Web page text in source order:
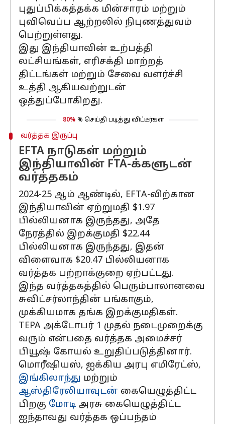
புதுப்பிக்கத்தக்க மின்சாரம் மற்றும்
புவிவெப்ப ஆற்றலில் நிபுணத்துவம்
பெற்றுள்ளது.
இது இந்தியாவின் உற்பத்தி
லட்சியங்கள், எரிசக்தி மாற்றத்
திட்டங்கள் மற்றும் சேவை வளர்ச்சி
உத்தி ஆகியவற்றுடன்
ஒத்துப்போகிறது.
80% % செய்தி படித்து விட்டீர்கள்
வர்த்தக இருப்பு
EFTA நாடுகள் மற்றும்
இந்தியாவின் FTA-க்களுடன்
வர்த்தகம்
2024-25 ஆம் ஆண்டில், EFTA-விற்கான
இந்தியாவின் ஏற்றுமதி $1.97
பில்லியனாக இருந்தது, அதே
நேரத்தில் இறக்குமதி $22.44
பில்லியனாக இருந்தது, இதன்
விளைவாக $20.47 பில்லியனாக
வர்த்தக பற்றாக்குறை ஏற்பட்டது.
இந்த வர்த்தகத்தில் பெரும்பாலானவை
சுவிட்சர்லாந்தின் பங்காகும்,
முக்கியமாக தங்க இறக்குமதிகள்.
TEPA அக்டோபர் 1 முதல் நடைமுறைக்கு
வரும் என்பதை வர்த்தக அமைச்சர்
பியூஷ் கோயல் உறுதிப்படுத்தினார்.
மொரீஷியஸ், ஐக்கிய அரபு எமிரேட்ஸ்,
இங்கிலாந்து மற்றும்
ஆஸ்திரேலியாவுடன் கையெழுத்திட்ட
பிறகு மோடி அரசு கையெழுத்திட்ட
ஐந்தாவது வர்த்தக ஒப்பந்தம்